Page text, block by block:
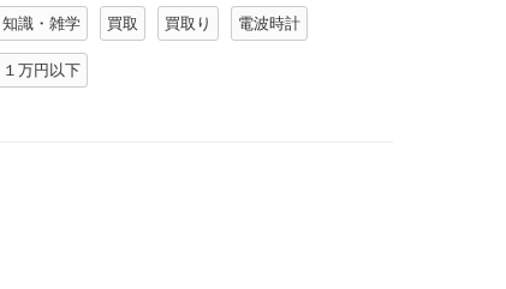
知識・雑学 買取 買取り 電波時計
１万円以下